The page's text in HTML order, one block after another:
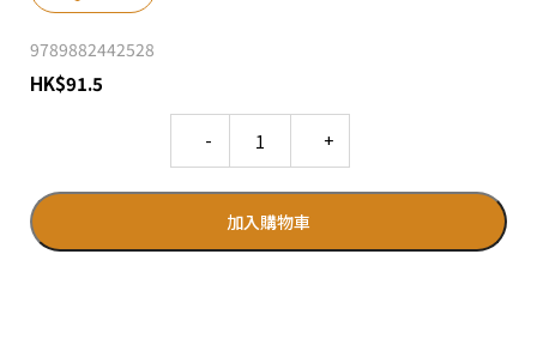
9789882442528
HK$91.5
加入購物車